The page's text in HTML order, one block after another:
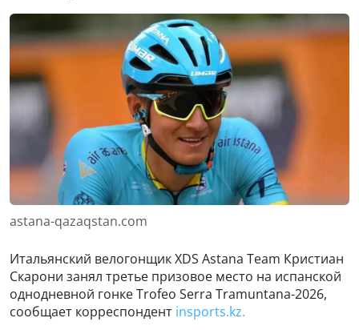
astana-qazaqstan.com
Итальянский велогонщик XDS Astana Team Кристиан
Скарони занял третье призовое место на испанской
однодневной гонке Trofeo Serra Tramuntana-2026,
сообщает корреспондент insports.kz.